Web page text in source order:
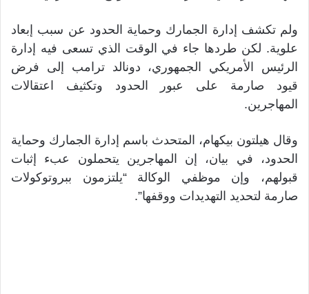
ولم تكشف إدارة الجمارك وحماية الحدود عن سبب إبعاد
علوية. لكن طردها جاء في الوقت الذي تسعى فيه إدارة
الرئيس الأمريكي الجمهوري، دونالد ترامب إلى فرض
قيود صارمة على عبور الحدود وتكثيف اعتقالات
المهاجرين.
وقال هيلتون بيكهام، المتحدث باسم إدارة الجمارك وحماية
الحدود، في بيان، إن المهاجرين يتحملون عبء إثبات
قبولهم، وإن موظفي الوكالة “يلتزمون ببروتوكولات
صارمة لتحديد التهديدات ووقفها”.